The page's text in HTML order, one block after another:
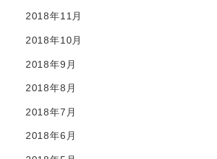
2018年11月
2018年10月
2018年9月
2018年8月
2018年7月
2018年6月